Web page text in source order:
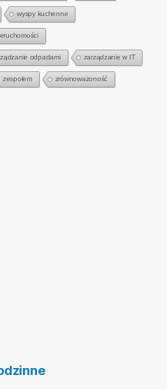
wyspy kuchenne
odpadami zarządzanie w IT
zrównoważoność